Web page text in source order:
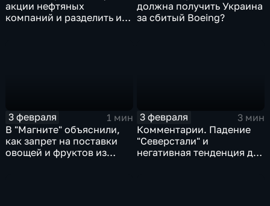
акции нефтяных
компаний и разделить их
должна получить Украина
за сбитый Boeing?
3 февраля
1 мин
В "Магните" объяснили,
как запрет на поставки
овощей и фруктов из
3 февраля
3 мин
Комментарии. Падение
"Северстали" и
негативная тенденция для